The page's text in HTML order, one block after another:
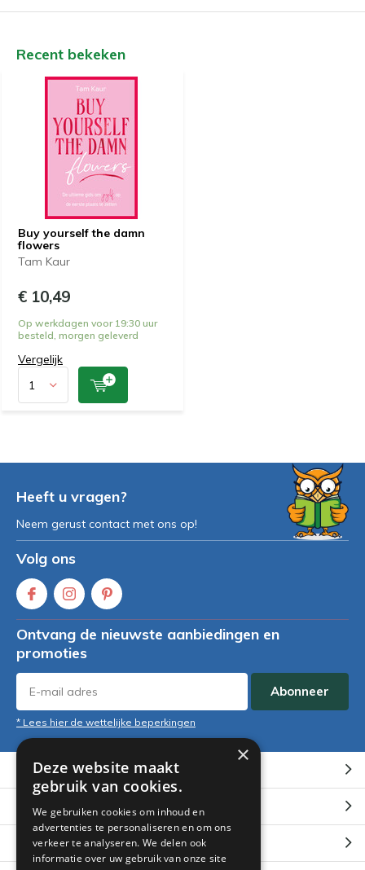
Recent bekeken
Buy yourself the damn
flowers
Tam Kaur
€ 10,49
Op werkdagen voor 19:30 uur
besteld, morgen geleverd
Vergelijk
Heeft u vragen?
Neem gerust contact met ons op!
Volg ons
Ontvang de nieuwste aanbiedingen en
promoties
Abonneer
* Lees hier de wettelijke beperkingen
Klantenservice
Mijn account
Categorieën
×
Deze website maakt
gebruik van cookies.
We gebruiken cookies om inhoud en
advertenties te personaliseren en om ons
verkeer te analyseren. We delen ook
informatie over uw gebruik van onze site